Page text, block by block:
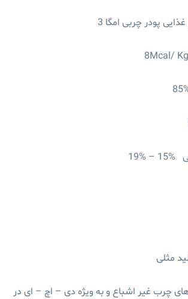
پودر چربی امگا 3
مثلی
چرب غیر اشباع و به ویژه دی – اچ – ای در